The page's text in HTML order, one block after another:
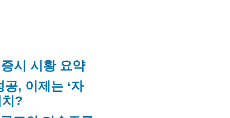
시 시황 요약
, 이제는 ‘자
?